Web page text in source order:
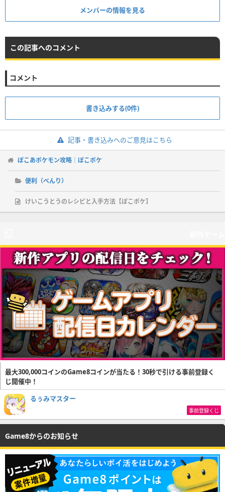
メンバーの情報を見る
この記事へのコメント
コメント
書き込みする(0件)
記事・書き込みへのご意見はこちら
ぽこあポケモン攻略｜ぽこポケ
便利（べんり）
けいこうとうのレシピと入手方法【ぽこポケ】
最大300,000コインのGame8コインが当たる！30秒で引ける事前登録く
じ開催中！
るぅみマスター
事前登録くじ
Game8からのお知らせ